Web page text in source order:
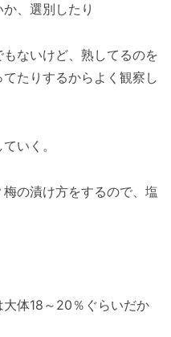
、選別したり
ないけど、熟してるのを
たりするからよく観察し
いく。
の漬け方をするので、塩
体18～20％ぐらいだか